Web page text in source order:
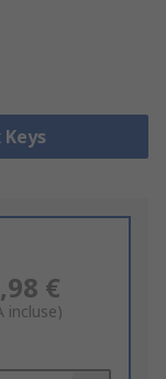
Keys
€
incluse)